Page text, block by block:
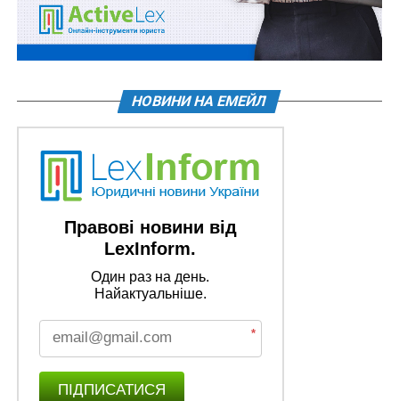
НЕ ПРОПУСТІТЬ
У Служби зовнішньої розвідки – нова символіка
НОВИНИ НА ЕМЕЙЛ
Правові новини від
LexInform.
Один раз на день.
Найактуальніше.
*
ПІДПИСАТИСЯ